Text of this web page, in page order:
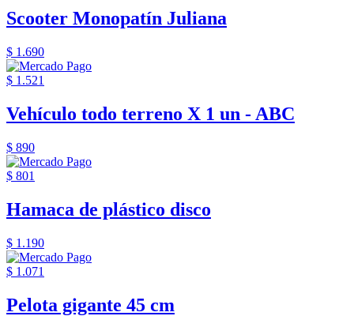
Scooter Monopatín Juliana
$ 1.690
$ 1.521
Vehículo todo terreno X 1 un - ABC
$ 890
$ 801
Hamaca de plástico disco
$ 1.190
$ 1.071
Pelota gigante 45 cm